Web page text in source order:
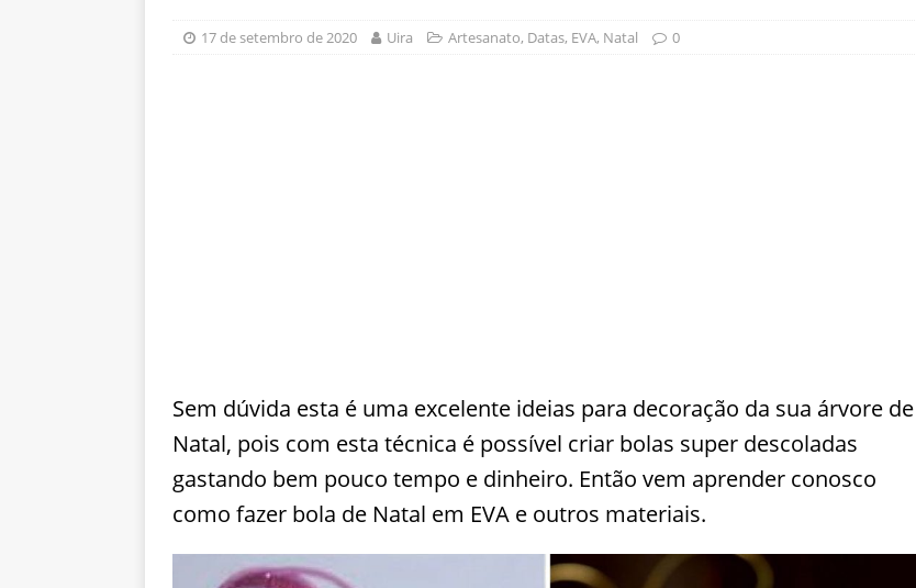
17 de setembro de 2020 Uira Artesanato, Datas, EVA, Natal 0
Sem dúvida esta é uma excelente ideias para decoração da sua árvore de
Natal, pois com esta técnica é possível criar bolas super descoladas
gastando bem pouco tempo e dinheiro. Então vem aprender conosco
como fazer bola de Natal em EVA e outros materiais.